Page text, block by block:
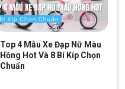
Top 4 Mẫu Xe Đạp Nữ Màu
Hồng Hot Và 8 Bí Kíp Chọn
Chuẩn